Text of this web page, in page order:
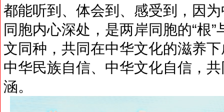
都能听到、体会到、感受到，因
同胞内心深处，是两岸同胞的“根
文同种，共同在中华文化的滋养
中华民族自信、中华文化自信，
涵。